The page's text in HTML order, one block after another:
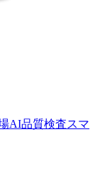
AI品質検査スマ